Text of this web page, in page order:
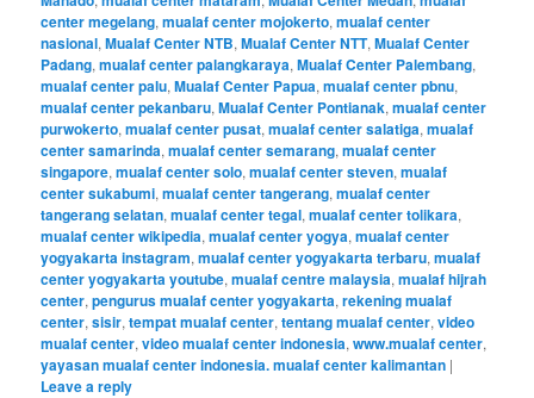
center megelang,mualaf center mojokerto,mualaf center
nasional,Mualaf Center NTB,Mualaf Center NTT,Mualaf Center
Padang,mualaf center palangkaraya,Mualaf Center Palembang,
mualaf center palu,Mualaf Center Papua,mualaf center pbnu,
mualaf center pekanbaru,Mualaf Center Pontianak,mualaf center
purwokerto,mualaf center pusat,mualaf center salatiga,mualaf
center samarinda,mualaf center semarang,mualaf center
singapore,mualaf center solo,mualaf center steven,mualaf
center sukabumi,mualaf center tangerang,mualaf center
tangerang selatan,mualaf center tegal,mualaf center tolikara,
mualaf center wikipedia,mualaf center yogya,mualaf center
yogyakarta instagram,mualaf center yogyakarta terbaru,mualaf
center yogyakarta youtube,mualaf centre malaysia,mualaf hijrah
center,pengurus mualaf center yogyakarta,rekening mualaf
center,sisir,tempat mualaf center,tentang mualaf center,video
mualaf center,video mualaf center indonesia,www.mualaf center,
yayasan mualaf center indonesia. mualaf center kalimantan |
Leave a reply